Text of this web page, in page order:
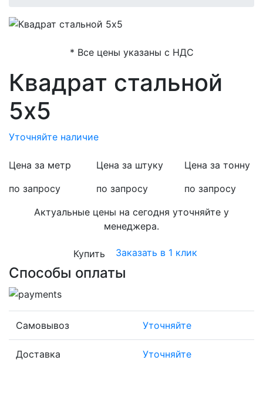
* Все цены указаны с НДС
Квадрат стальной
5х5
Уточняйте наличие
Цена за метр
по запросу
Цена за штуку
по запросу
Цена за тонну
по запросу
Актуальные цены на сегодня уточняйте у
менеджера.
Купить Заказать в 1 клик
Способы оплаты
Самовывоз Уточняйте
Доставка Уточняйте